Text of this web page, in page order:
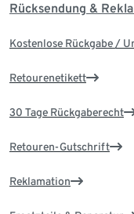
Rücksendung &
Kostenlose Rückgabe /
Retourenetikett
30 Tage Rückgaberecht
Retouren-Gutschrift
Reklamation